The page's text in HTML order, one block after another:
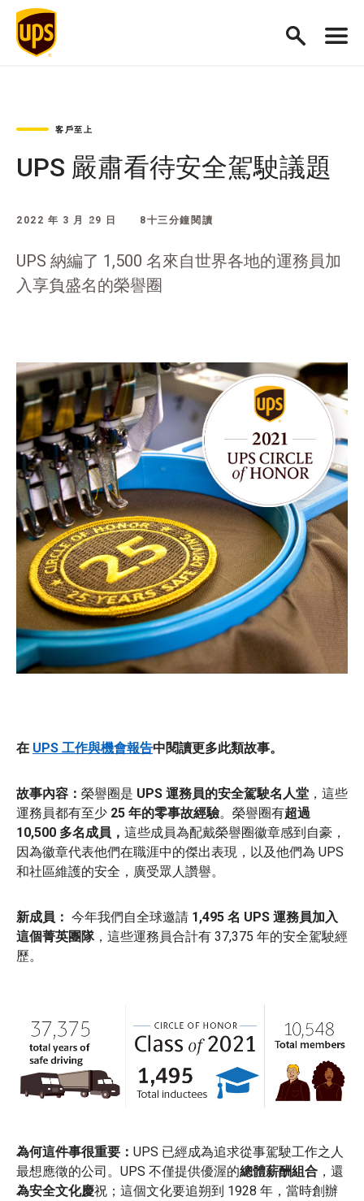
客戶至上
UPS 嚴肅看待安全駕駛議題
2022 年 3 月 29 日 8十三分鐘閱讀
UPS 納編了 1,500 名來自世界各地的運務員加
入享負盛名的榮譽圈
在 UPS 工作與機會報告中閱讀更多此類故事。
故事內容： 榮譽圈是 UPS 運務員的安全駕駛名人堂 ，這些
運務員都有至少 25 年的零事故經驗。榮譽圈有超過
10,500 多名成員， 這些成員為配戴榮譽圈徽章感到自豪，
因為徽章代表他們在職涯中的傑出表現，以及他們為 UPS
和社區維護的安全，廣受眾人讚譽。
新成員： 今年我們自全球邀請 1,495 名 UPS 運務員加入
這個菁英團隊，這些運務員合計有 37,375 年的安全駕駛經
歷。
為何這件事很重要： UPS 已經成為追求從事駕駛工作之人
最想應徵的公司。UPS 不僅提供優渥的總體薪酬組合 ，還
為安全文化慶祝；這個文化要追朔到 1928 年，當時創辦